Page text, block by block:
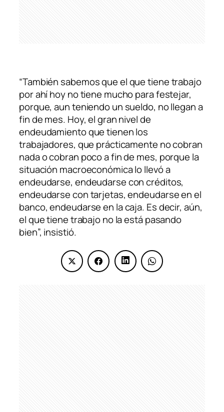
“También sabemos que el que tiene trabajo
por ahí hoy no tiene mucho para festejar,
porque, aun teniendo un sueldo, no llegan a
fin de mes. Hoy, el gran nivel de
endeudamiento que tienen los
trabajadores, que prácticamente no cobran
nada o cobran poco a fin de mes, porque la
situación macroeconómica lo llevó a
endeudarse, endeudarse con créditos,
endeudarse con tarjetas, endeudarse en el
banco, endeudarse en la caja. Es decir, aún,
el que tiene trabajo no la está pasando
bien”, insistió.